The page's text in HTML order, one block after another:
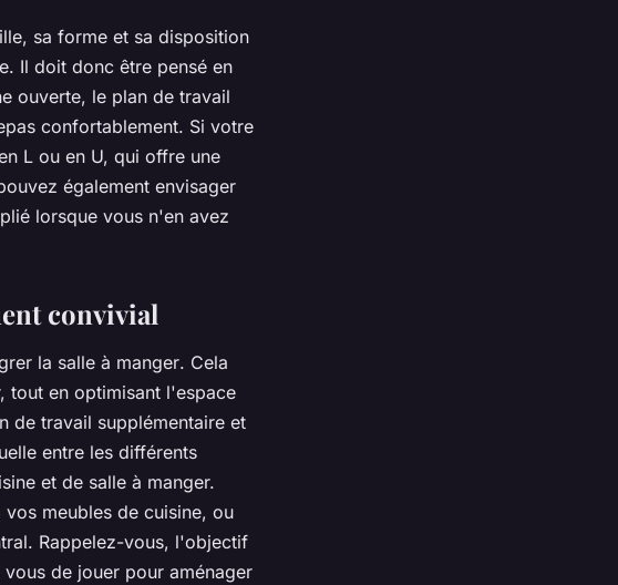
sa forme et sa disposition
Il doit donc être pensé en
ouverte, le plan de travail
confortablement. Si votre
L ou en U, qui offre une
également envisager
lorsque vous n'en avez
convivial
la salle à manger. Cela
tout en optimisant l'espace
de travail supplémentaire et
entre les différents
et de salle à manger.
meubles de cuisine, ou
Rappelez-vous, l'objectif
de jouer pour aménager